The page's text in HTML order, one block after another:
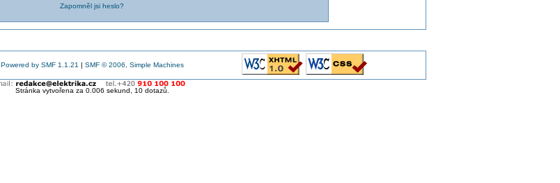
Zapomněl jsi heslo?
Powered by SMF 1.1.21 | SMF © 2006, Simple Machines
Stránka vytvořena za 0.006 sekund, 10 dotazů.